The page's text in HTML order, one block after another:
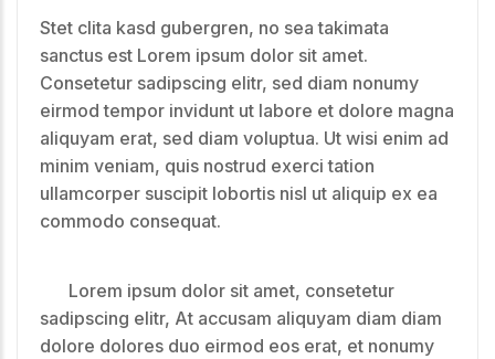
Stet clita kasd gubergren, no sea takimata
sanctus est Lorem ipsum dolor sit amet.
Consetetur sadipscing elitr, sed diam nonumy
eirmod tempor invidunt ut labore et dolore magna
aliquyam erat, sed diam voluptua. Ut wisi enim ad
minim veniam, quis nostrud exerci tation
ullamcorper suscipit lobortis nisl ut aliquip ex ea
commodo consequat.
Lorem ipsum dolor sit amet, consetetur
sadipscing elitr, At accusam aliquyam diam diam
dolore dolores duo eirmod eos erat, et nonumy